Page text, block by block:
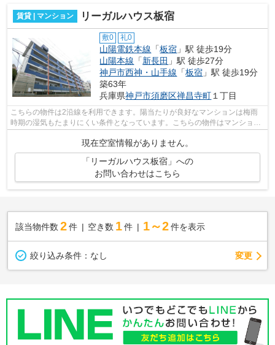
賃貸 | マンション リーガルハウス板宿
敷0 礼0
山陽電鉄本線 「板宿 」駅 徒歩19分
山陽本線 「新長田 」駅 徒歩27分
神戸市西神・山手線 「板宿 」駅 徒歩19分
築63年
兵庫県神戸市須磨区禅昌寺町 １丁目
こちらの物件は2沿線を利用できます。陽当たりが良好なマンションは梅雨
時期の湿気もたまりにくい条件となっています。こちらの物件はマンション
現在空室情報がありません。
「リーガルハウス板宿」への
お問い合わせはこちら
該当物件数 2件 空き数 1 件 1～2 件を表示
絞り込み条件： なし 変更